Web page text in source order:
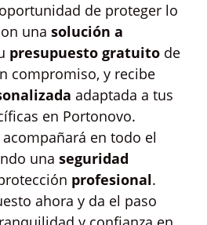
de proteger lo
una solución a
presupuesto gratuito de
compromiso, y recibe
adaptada a tus
en Portonovo.
en todo el
una seguridad
profesional.
ahora y da el paso